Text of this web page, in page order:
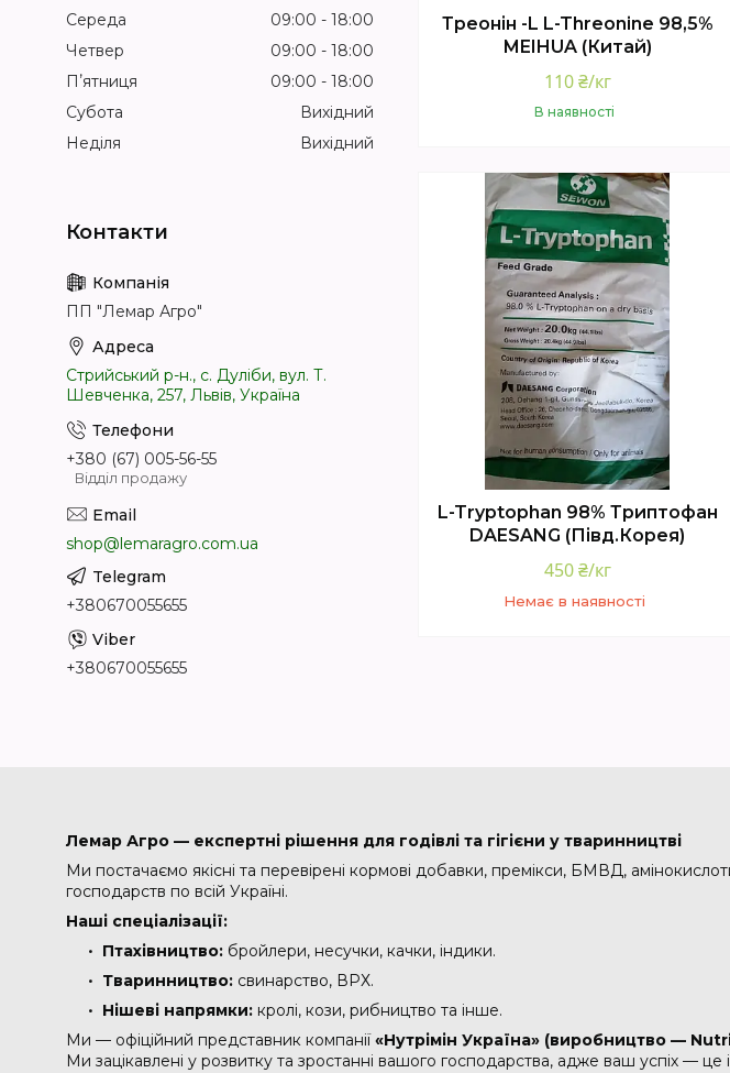
Треонін -L L-Threonine 98,5%
MEIHUA (Китай)
110 ₴/кг
В наявності
Купити
L-Tryptophan 98% Триптофан
DAESANG (Півд.Корея)
450 ₴/кг
Немає в наявності
Середа
09:00
18:00
Четвер
09:00
18:00
Пʼятниця
09:00
18:00
Субота
Вихідний
Неділя
Вихідний
ПП "Лемар Агро"
Стрийський р-н., с. Дуліби, вул. Т.
Шевченка, 257, Львів, Україна
+380 (67) 005-56-55
Відділ продажу
shop@lemaragro.com.ua
+380670055655
+380670055655
Лемар Агро — експертні рішення для годівлі та гігієни у тваринництві
Ми постачаємо якісні та перевірені кормові добавки, премікси, БМВД,
господарств по всій Україні.
Наші спеціалізації:
Птахівництво: бройлери, несучки, качки, індики.
Тваринництво: свинарство, ВРХ.
Нішеві напрямки: кролі, кози, рибництво та інше.
Ми — офіційний представник компанії«Нутрімін Україна» (виробництво —
Ми зацікавлені у розвитку та зростанні вашого господарства, адже ваш успіх — це